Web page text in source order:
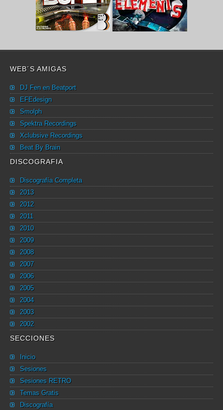
WEB´S AMIGAS
DJ Fen en Beatport
EFEdesign
Smolph
Spektra Recordings
Xclubsive Recordings
Beat By Brain
DISCOGRAFIA
Discografía Completa
2013
2012
2011
2010
2009
2008
2007
2006
2005
2004
2003
2002
SECCIONES
Inicio
Sesiones
Sesiones RETRO
Temas Gratis
Discografía